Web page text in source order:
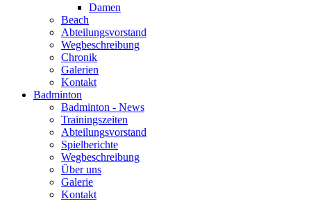
Damen
Beach
Abteilungsvorstand
Wegbeschreibung
Chronik
Galerien
Kontakt
Badminton
Badminton - News
Trainingszeiten
Abteilungsvorstand
Spielberichte
Wegbeschreibung
Über uns
Galerie
Kontakt